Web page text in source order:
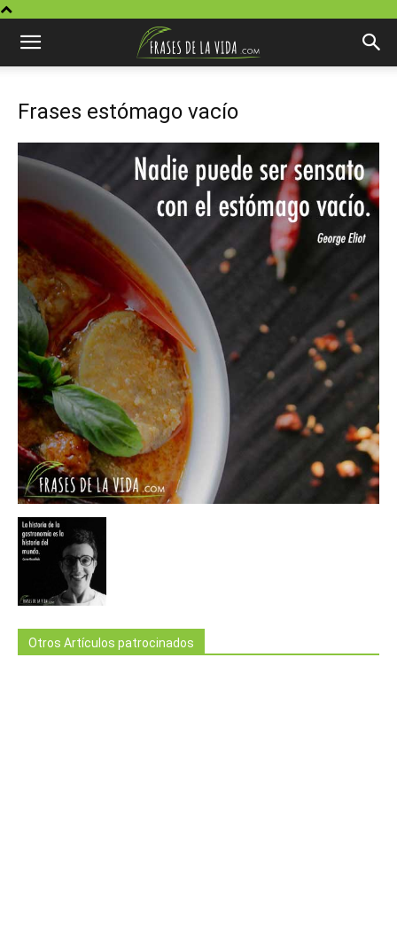
Frases estómago vacío
Otros Artículos patrocinados